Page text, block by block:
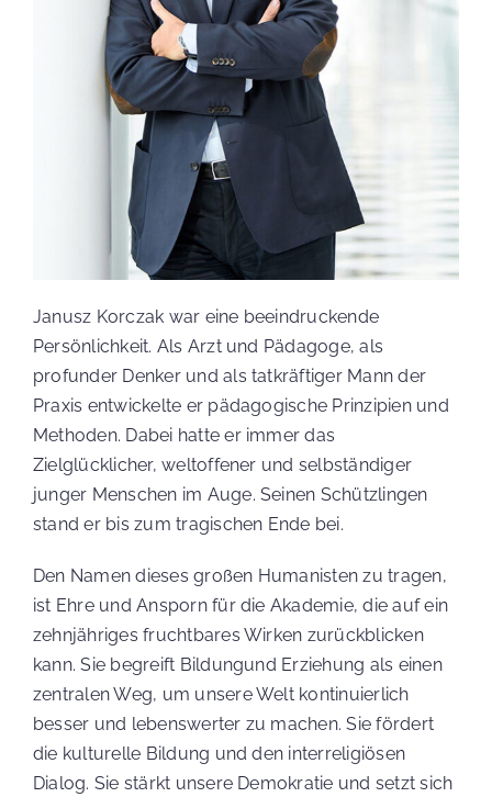
EVENTS
MEDIEN
SPENDE
Suche
nach:
WARENKORB
KASSE
Janusz Korczak war eine beeindruckende
Persönlichkeit. Als Arzt und Pädagoge, als
profunder Denker und als tatkräftiger Mann der
Praxis entwickelte er pädagogische Prinzipien und
Methoden. Dabei hatte er immer das
Zielglücklicher, weltoffener und selbständiger
junger Menschen im Auge. Seinen Schützlingen
stand er bis zum tragischen Ende bei.
Den Namen dieses großen Humanisten zu tragen,
ist Ehre und Ansporn für die Akademie, die auf ein
zehnjähriges fruchtbares Wirken zurückblicken
kann. Sie begreift Bildungund Erziehung als einen
zentralen Weg, um unsere Welt kontinuierlich
besser und lebenswerter zu machen. Sie fördert
die kulturelle Bildung und den interreligiösen
Dialog. Sie stärkt unsere Demokratie und setzt sich